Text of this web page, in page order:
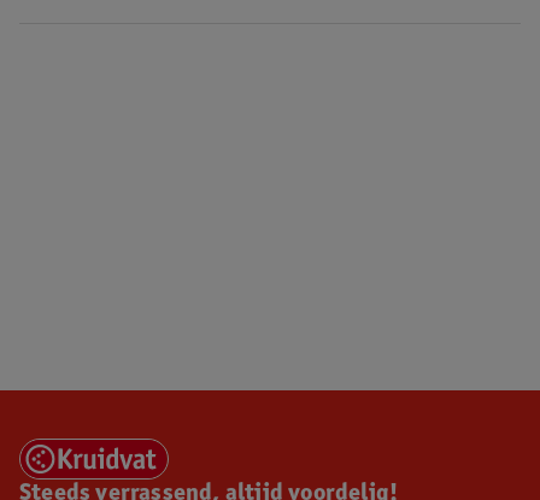
Steeds verrassend, altijd voordelig!